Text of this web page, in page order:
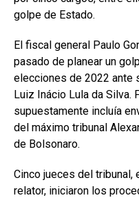
golpe de Estado.
El fiscal general Paulo
pasado de planear un
elecciones de 2022 ante
Luiz Inácio Lula da Silva.
supuestamente incluía
del máximo tribunal
de Bolsonaro.
Cinco jueces del tribunal,
relator, iniciaron los